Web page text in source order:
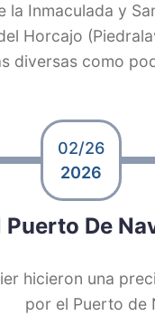
Inmaculada y
Horcajo
diversas como
02/26
2026
De
hicieron una
por el Puerto de